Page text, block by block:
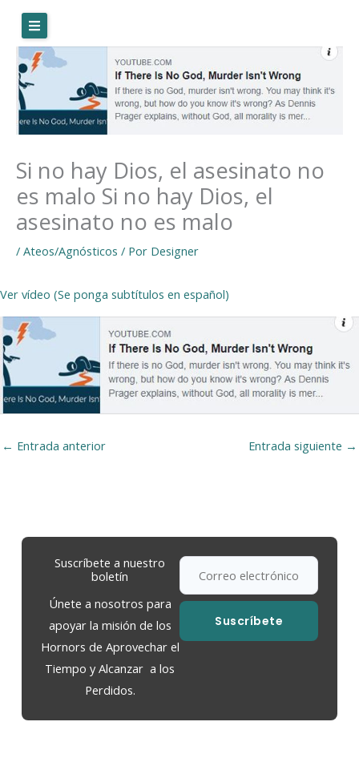
contenido
Si no hay Dios, el asesinato no
es malo Si no hay Dios, el
asesinato no es malo
/ Ateos/Agnósticos / Por Designer
Ver vídeo (Se ponga subtítulos en español)
← Entrada anterior Entrada siguiente →
Suscríbete a nuestro
boletín
Únete a nosotros para
apoyar la misión de los
Hornors de Aprovechar el
Tiempo y Alcanzar a los
Perdidos.
Suscríbete